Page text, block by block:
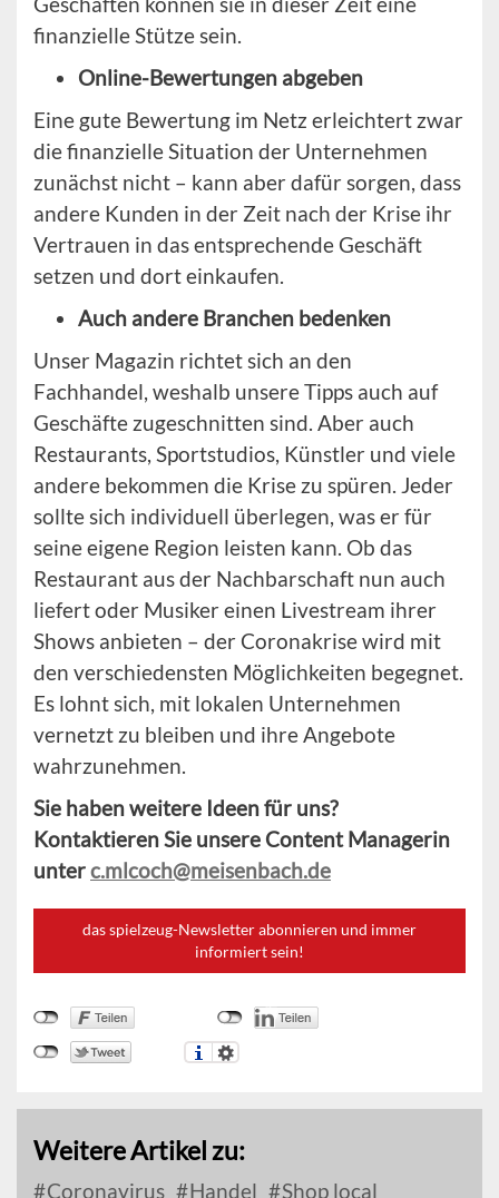
finanzielle Stütze sein.
Online-Bewertungen abgeben
Eine gute Bewertung im Netz erleichtert zwar
die finanzielle Situation der Unternehmen
zunächst nicht – kann aber dafür sorgen, dass
andere Kunden in der Zeit nach der Krise ihr
Vertrauen in das entsprechende Geschäft
setzen und dort einkaufen.
Auch andere Branchen bedenken
Unser Magazin richtet sich an den
Fachhandel, weshalb unsere Tipps auch auf
Geschäfte zugeschnitten sind. Aber auch
Restaurants, Sportstudios, Künstler und viele
andere bekommen die Krise zu spüren. Jeder
sollte sich individuell überlegen, was er für
seine eigene Region leisten kann. Ob das
Restaurant aus der Nachbarschaft nun auch
liefert oder Musiker einen Livestream ihrer
Shows anbieten – der Coronakrise wird mit
den verschiedensten Möglichkeiten begegnet.
Es lohnt sich, mit lokalen Unternehmen
vernetzt zu bleiben und ihre Angebote
wahrzunehmen.
Sie haben weitere Ideen für uns?
Kontaktieren Sie unsere Content Managerin
unterc.mlcoch@meisenbach.de
das spielzeug-Newsletter abonnieren und immer
informiert sein!
Weitere Artikel zu:
Coronavirus Handel Shop local